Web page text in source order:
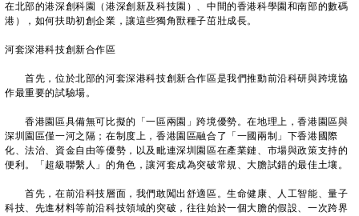
在北部的港深創科園（港深創新及科技園）、中間的香港科學園和南部的數碼
港），如何扶助初創企業，讓這些獨角獸種子茁壯成長。
河套深港科技創新合作區
首先，位於北部的河套深港科技創新合作區是我們推動前沿科研與跨境協
作最重要的試驗場。
香港園區具備無可比擬的「一區兩園」跨境優勢。在地理上，香港園區與
深圳園區僅一河之隔；在制度上，香港園區融合了「一國兩制」下香港國際
化、法治、資金自由等優勢，以及毗連深圳園區在產業鏈、市場與政策支持的
便利。「超級聯繫人」的角色，讓河套成為突破常規、大膽試錯的最佳土壤。
首先，在前沿科技層面，我們敢闖出舒適區。生命健康、人工智能、量子
科技、先進材料等前沿科技領域的突破，往往始於一個大膽的假設、一次跨界